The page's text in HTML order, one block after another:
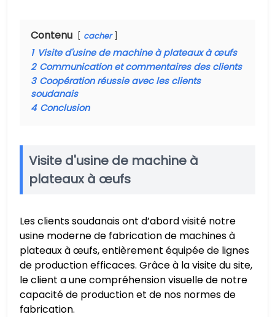
Contenu cacher
1 Visite d'usine de machine à plateaux à œufs
2 Communication et commentaires des clients
3 Coopération réussie avec les clients
soudanais
4 Conclusion
Visite d'usine de machine à
plateaux à œufs
Les clients soudanais ont d’abord visité notre
usine moderne de fabrication de machines à
plateaux à œufs, entièrement équipée de lignes
de production efficaces. Grâce à la visite du site,
le client a une compréhension visuelle de notre
capacité de production et de nos normes de
fabrication.